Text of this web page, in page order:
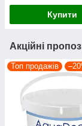
Купити
Акційні
Топ продажів